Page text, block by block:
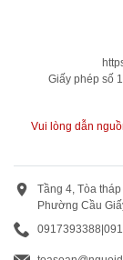
Giấy phép số
Vui lòng dẫn
Tầng 4, Tòa
Phường Cầu
0917393388